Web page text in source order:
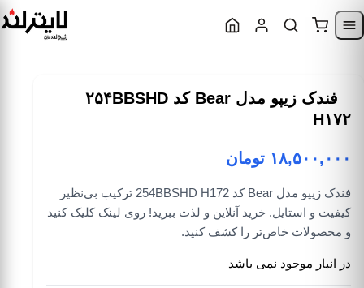
Skip to navigation
فندک زیپو مدل Bear کد ۲۵۴BBSHD
H۱۷۲
۱۸,۵۰۰,۰۰۰ تومان
فندک زیپو مدل Bear کد 254BBSHD H172 ترکیب بی‌نظیر
کیفیت و استایل. خرید آنلاین و لذت ببرید! روی لینک کلیک کنید
و محصولات خاص‌تر را کشف کنید.
در انبار موجود نمی باشد